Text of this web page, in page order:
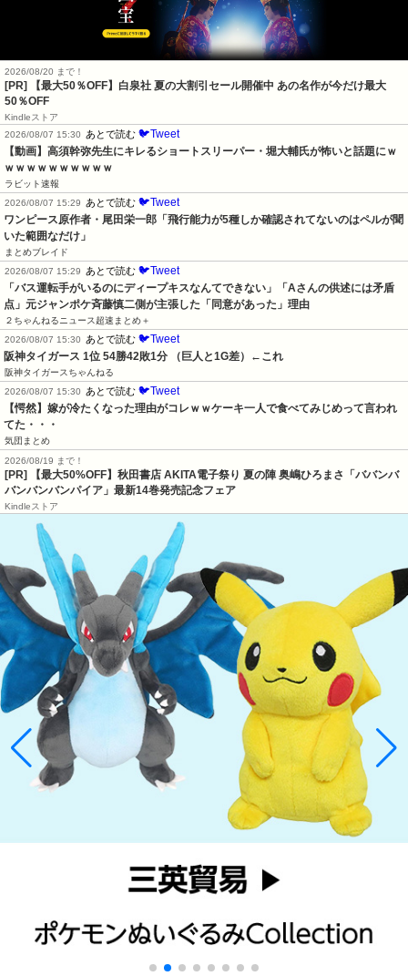
2026/08/20 まで！
[PR]
【最大50％OFF】白泉社 夏の大割引セール開催中 あの名作が今だけ最大
50％OFF
Kindleストア
2026/08/07 15:30
あとで読む 🐦Tweet
【動画】高須幹弥先生にキレるショートスリーパー・堀大輔氏が怖いと話題にｗ
ｗｗｗｗｗｗｗｗｗｗ
ラビット速報
2026/08/07 15:29
あとで読む 🐦Tweet
ワンピース原作者・尾田栄一郎「飛行能力が5種しか確認されてないのはペルが聞
いた範囲なだけ」
まとめブレイド
2026/08/07 15:29
あとで読む 🐦Tweet
「バス運転手がいるのにディープキスなんてできない」「Aさんの供述には矛盾
点」元ジャンポケ斉藤慎二側が主張した「同意があった」理由
２ちゃんねるニュース超速まとめ＋
2026/08/07 15:30
あとで読む 🐦Tweet
阪神タイガース 1位 54勝42敗1分 （巨人と1G差）←これ
阪神タイガースちゃんねる
2026/08/07 15:30
あとで読む 🐦Tweet
【愕然】嫁が冷たくなった理由がコレｗｗケーキ一人で食べてみじめって言われ
てた・・・
気団まとめ
2026/08/19 まで！
[PR] 【最大50%OFF】秋田書店 AKITA電子祭り 夏の陣 奥嶋ひろまさ「ババンバ
バンバンバンパイア」最新14巻発売記念フェア
Kindleストア